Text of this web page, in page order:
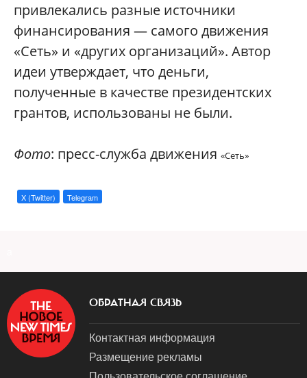
привлекались разные источники
финансирования — самого движения
«Сеть» и «других организаций». Автор
идеи утверждает, что деньги,
полученные в качестве президентских
грантов, использованы не были.
Фото: пресс-служба движения «Сеть»
X (Twitter) Telegram
ОБРАТНАЯ СВЯЗЬ
Контактная информация
Размещение рекламы